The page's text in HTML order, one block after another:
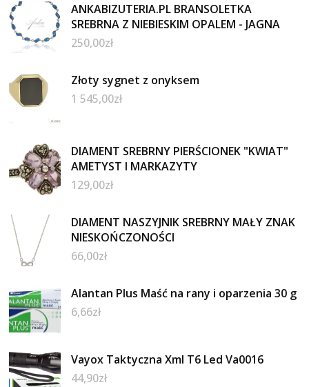
ANKABIZUTERIA.PL BRANSOLETKA
SREBRNA Z NIEBIESKIM OPALEM - JAGNA
250,00zł
Złoty sygnet z onyksem
1 545,00zł
DIAMENT SREBRNY PIERŚCIONEK "KWIAT"
AMETYST I MARKAZYTY
129,00zł
DIAMENT NASZYJNIK SREBRNY MAŁY ZNAK
NIESKOŃCZONOŚCI
66,00zł
Alantan Plus Maść na rany i oparzenia 30 g
6,66zł
Vayox Taktyczna Xml T6 Led Va0016
44,90zł